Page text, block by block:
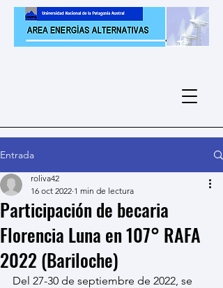
Entrada
Participación de becaria
Florencia Luna en 107° RAFA
2022 (Bariloche)
roliva42
16 oct 2022 1 min de lectura
Del 27-30 de septiembre de 2022, se